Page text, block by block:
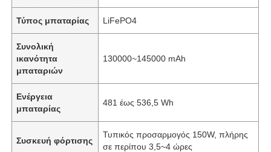
Τύπος μπαταρίας LiFePO4
Συνολική
ικανότητα
μπαταριών
130000~145000 mAh
Ενέργεια
μπαταρίας
481 έως 536,5 Wh
Συσκευή φόρτισης
Τυπικός προσαρμογός 150W, πλήρης
σε περίπου 3,5~4 ώρες